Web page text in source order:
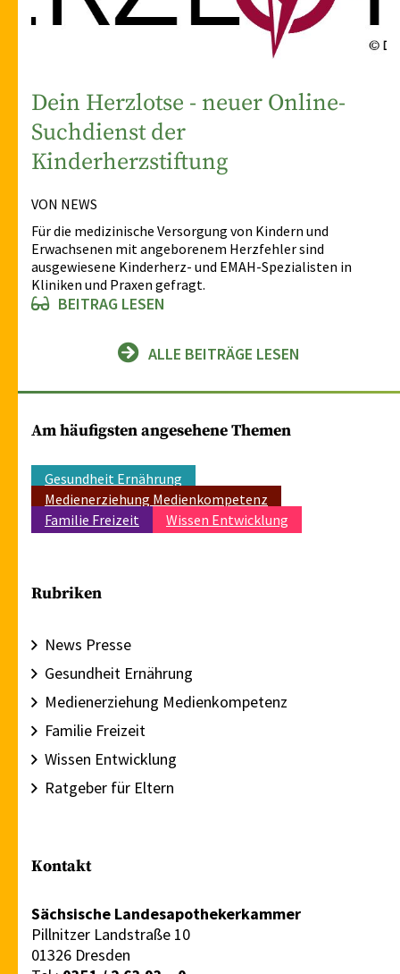
Dein Herzlotse - neuer Online-
Suchdienst der
Kinderherzstiftung
VON NEWS
Für die medizinische Versorgung von Kindern und
Erwachsenen mit angeborenem Herzfehler sind
ausgewiesene Kinderherz- und EMAH-Spezialisten in
Kliniken und Praxen gefragt.
BEITRAG LESEN
ALLE BEITRÄGE LESEN
Am häufigsten angesehene Themen
Gesundheit Ernährung
Medienerziehung Medienkompetenz
Familie Freizeit
Wissen Entwicklung
Rubriken
News Presse
Gesundheit Ernährung
Medienerziehung Medienkompetenz
Familie Freizeit
Wissen Entwicklung
Ratgeber für Eltern
Kontakt
Sächsische Landesapothekerkammer
Pillnitzer Landstraße 10
01326 Dresden